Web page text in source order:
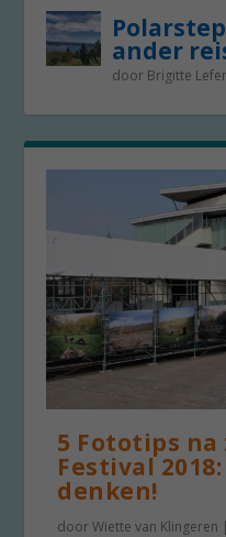
ander
door Brigitte
5 Fototips na
Festival
denken!
doorWiette van Klingeren |